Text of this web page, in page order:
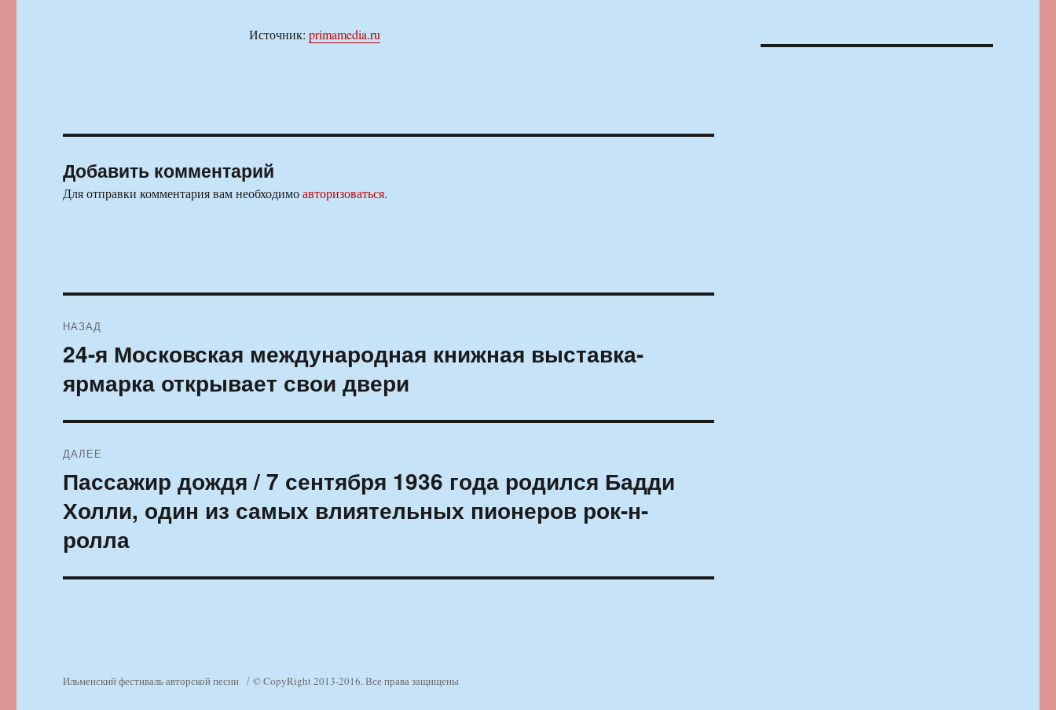
Источник: primamedia.ru
Добавить комментарий
Для отправки комментария вам необходимоавторизоваться.
по
записям
НАЗАД
Предыдущая
24-я Московская международная книжная выставка-
ярмарка открывает свои двери
ДАЛЕЕ
Следующая
Пассажир дождя / 7 сентября 1936 года родился Бадди
Холли, один из самых влиятельных пионеров рок-н-
ролла
Ильменский фестиваль авторской песни © CopyRight 2013-2016. Все права защищены